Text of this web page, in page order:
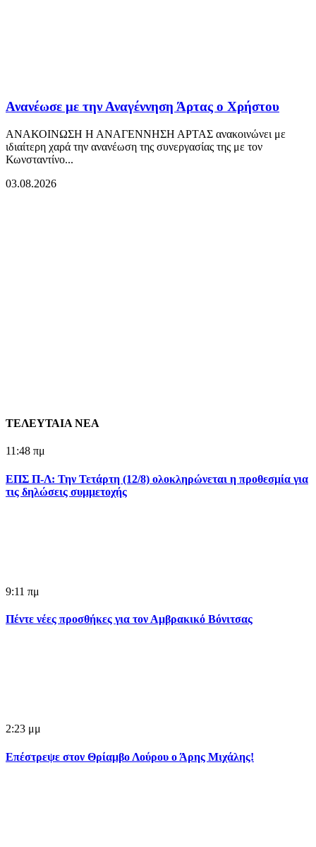
Ανανέωσε με την Αναγέννηση Άρτας ο Χρήστου
ΑΝΑΚΟΙΝΩΣΗ Η ΑΝΑΓΕΝΝΗΣΗ ΑΡΤΑΣ ανακοινώνει με
ιδιαίτερη χαρά την ανανέωση της συνεργασίας της με τον
Κωνσταντίνο...
03.08.2026
ΤΕΛΕΥΤΑΙΑ ΝΕΑ
11:48 πμ
ΕΠΣ Π-Λ: Την Τετάρτη (12/8) ολοκληρώνεται η προθεσμία για
τις δηλώσεις συμμετοχής
9:11 πμ
Πέντε νέες προσθήκες για τον Αμβρακικό Βόνιτσας
2:23 μμ
Επέστρεψε στον Θρίαμβο Λούρου ο Άρης Μιχάλης!